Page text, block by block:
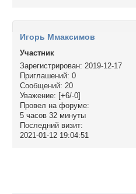
Игорь Ммаксимов
Участник
Зарегистрирован: 2019-12-17
Приглашений: 0
Сообщений: 20
Уважение: [+6/-0]
Провел на форуме:
5 часов 32 минуты
Последний визит:
2021-01-12 19:04:51